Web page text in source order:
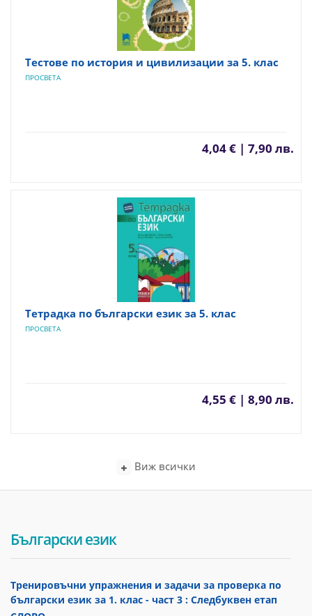
Тестове по история и цивилизации за 5. клас
ПРОСВЕТА
4,04 € | 7,90 лв.
Тетрадка по български език за 5. клас
ПРОСВЕТА
4,55 € | 8,90 лв.
Виж всички
Български език
Тренировъчни упражнения и задачи за проверка по
български език за 1. клас - част 3 : Следбуквен етап